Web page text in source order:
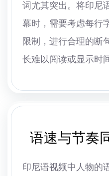
词尤其突出。将印尼
幕时，需要考虑每行
限制，进行合理的断
长难以阅读或显示时
语速与节奏
印尼语视频中人物的